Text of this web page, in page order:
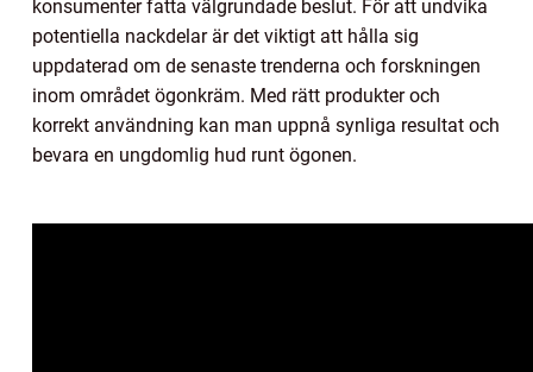
konsumenter fatta välgrundade beslut. För att undvika
potentiella nackdelar är det viktigt att hålla sig
uppdaterad om de senaste trenderna och forskningen
inom området ögonkräm. Med rätt produkter och
korrekt användning kan man uppnå synliga resultat och
bevara en ungdomlig hud runt ögonen.